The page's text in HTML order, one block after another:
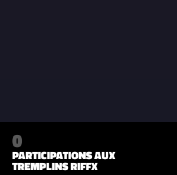
0
PARTICIPATIONS AUX
TREMPLINS RIFFX